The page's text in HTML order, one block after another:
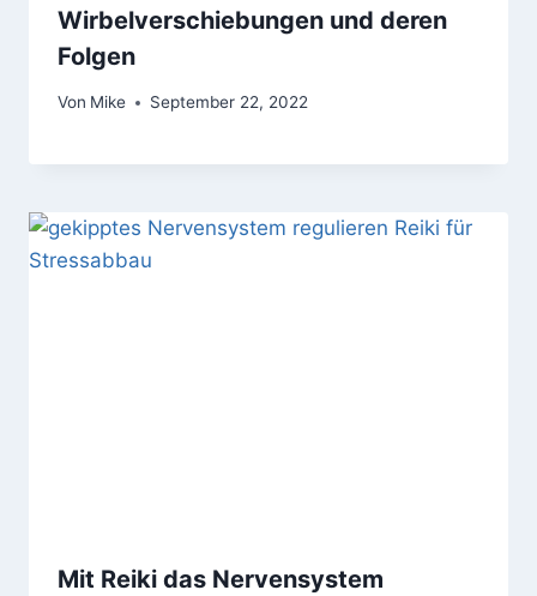
Wirbelverschiebungen und deren
Folgen
Von Mike September 22, 2022
Mit Reiki das Nervensystem